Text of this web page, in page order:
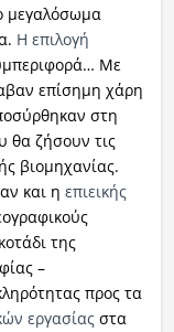
μεγαλόσωμα
Η επιλογή
Με
επίσημη χάρη
στη
θα ζήσουν τις
βιομηχανίας.
και η επιεικής
της
–
προς τα
εργασίαςστα